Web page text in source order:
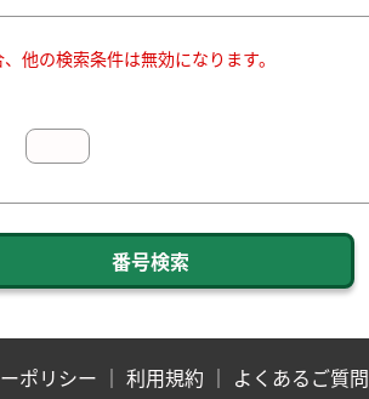
他の検索条件は無効になります。
ポリシー ｜ 利用規約 ｜ よくあるご質問